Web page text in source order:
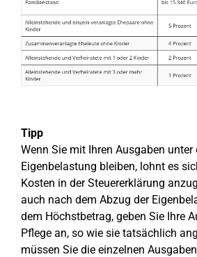
Tipp
Wenn Sie mit Ihren Ausgaben unter
Eigenbelastung bleiben, lohnt es
Kosten in der Steuererklärung
auch nach dem Abzug der
dem Höchstbetrag, geben Sie Ihre
Pflege an, so wie sie tatsächlich
müssen Sie die einzelnen